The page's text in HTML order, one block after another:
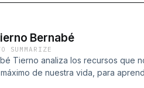
Bernabé
SUMMARIZE
Tierno analiza los recursos que
de nuestra vida, para